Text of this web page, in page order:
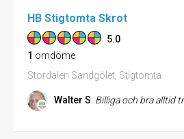
HB Stigtomta Skrot
5.0
1 omdöme
Stordalen Sandgölet, Stigtomta
Walter S: Billiga och bra alltid